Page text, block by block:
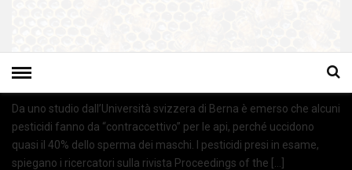
Da uno studio dall’Università svizzera di Berna è emerso che alcuni
pesticidi fanno da “contraccettivo” per le api, perché uccidono
quasi il 40% dello sperma dei maschi. I pesticidi presi in esame,
spiegano i ricercatori sulla rivista Proceedings of the […]